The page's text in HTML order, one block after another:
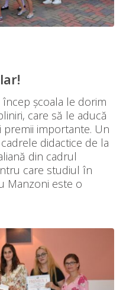
școala le dorim
care să le aducă
premii importante. Un
didactice de la
din cadrul
care studiul în
Manzoni este o